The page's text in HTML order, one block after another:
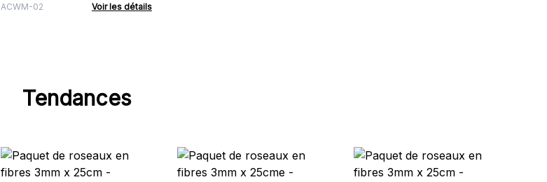
Marocain
ACWM-02 Voir les détails
Tendances